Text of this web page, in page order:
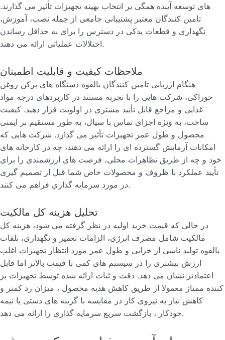
های توسعه آینده همگی بر انتخاب بهینه تجهیزات تأثیر می گذارند.
تامین کنندگان معتبر پشتیبانی جامعی از جمله نصب، آموزش،
نگهداری و قطعات یدکی در دسترس را برای به حداقل رساندن
اختلالات عملیاتی ارائه می دهند.
ملاحظات کیفیت و قابلیت اطمینان
هنگام ارزیابی تامین کنندگان بالقوه دستگاه های پرکن روغن
خوراکی، شرکت هایی را با تجربه مستند در کاربردهای درجه مواد
غذایی و مراجع قابل تأیید مشتری در اولویت قرار دهید. کیفیت
ساخت، به ویژه اجزای تماس با سیال، به طور مستقیم بر ایمنی
محصول و طول عمر تجهیزات تأثیر می گذارد. شرکت هایی که
امکانات آزمایش گسترده ای را ارائه می دهند، چه در کارخانه های
خود و چه از طریق تظاهرات محلی، فرصت های ارزشمندی را برای
تأیید عملکرد با ظروف و محصولات خاص شما قبل از تصمیم گیری
در مورد سرمایه گذاری فراهم می کنند.
تحلیل هزینه کل مالکیت
در حالی که قیمت خرید اولیه در نظر گرفته می شود، هزینه کل
مالکیت شامل مصرف انرژی، الزامات تعمیر و نگهداری، تلفات
بالقوه تولید ناشی از خرابی و طول عمر مورد انتظار تجهیزات اغلب
ارزش بیشتری را در سیستم های کمی با قیمت بالاتر اما قابل
اعتمادتر نشان می دهد. دقت و ثبات ارائه شده توسط تجهیزات پر
کننده ممتاز معمولا از طریق کاهش هدیه محصول ، میزان رد کمتر و
کاهش نیاز به نیروی کار در مقایسه با گزینه های دستی یا نیمه
خودکار ، بازگشت سریع سرمایه گذاری را ارائه می دهد.